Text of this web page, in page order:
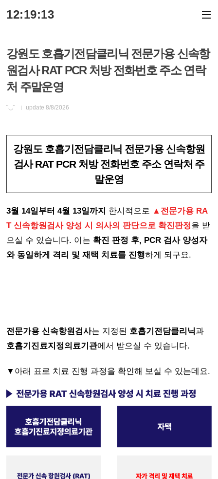
12:19:13
강원도 호흡기전담클리닉 전문가용 신속항
원검사 RAT PCR 처방 전화번호 주소 연락
처 주말운영
˘◡˘ update 8/8/2026
강원도 호흡기전담클리닉 전문가용 신속항원
검사 RAT PCR 처방 전화번호 주소 연락처 주
말운영
3월 14일부터 4월 13일까지 한시적으로 ▲전문가용 RA
T 신속항원검사 양성 시 의사의 판단으로 확진판정을 받
으실 수 있습니다. 이는 확진 판정 후, PCR 검사 양성자
와 동일하게 격리 및 재택 치료를 진행하게 되구요.
전문가용 신속항원검사는 지정된 호흡기전담클리닉과
호흡기진료지정의료기관에서 받으실 수 있습니다.
▼아래 표로 치료 진행 과정을 확인해 보실 수 있는데요.